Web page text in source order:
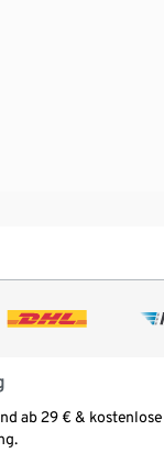
ab 29 € & kostenlose